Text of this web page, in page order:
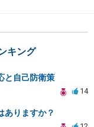
キング
と自己防衛策
14
ありますか？